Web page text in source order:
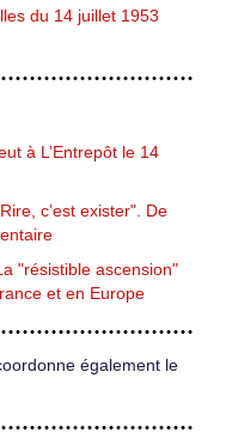
du 14 juillet 1953
à L’Entrepôt le 14
c’est exister". De
"résistible ascension"
et en Europe
également le